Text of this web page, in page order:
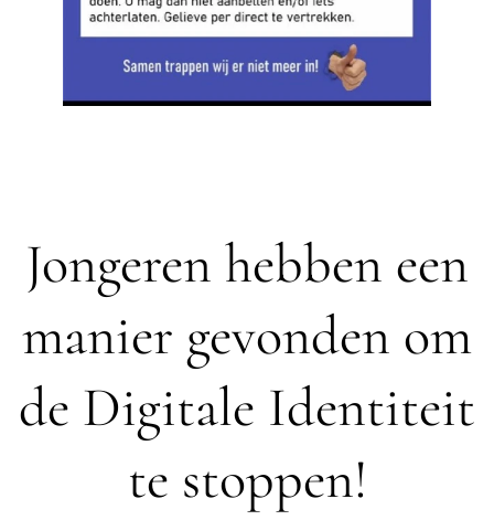
Jongeren hebben een
manier gevonden om
de Digitale Identiteit
te stoppen!